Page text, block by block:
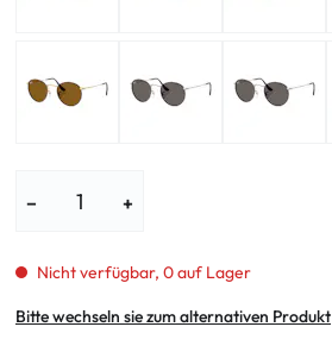
− +
Nicht verfügbar, 0 auf Lager
Bitte wechseln sie zum alternativen Produkt